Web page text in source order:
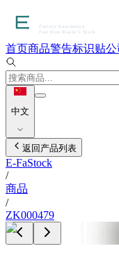
首页商品警告标识贴公
中文
返回产品列表
E-FaStock
/
商品
/
ZK000479